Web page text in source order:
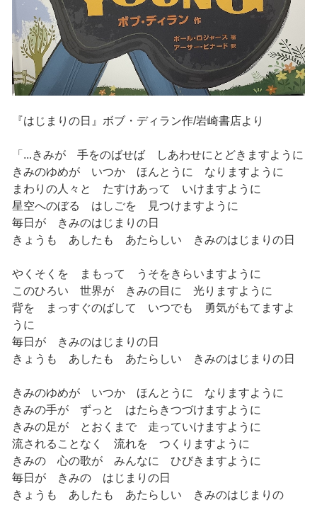
『はじまりの日』ボブ・ディラン作/岩崎書店より
「...きみが 手をのばせば しあわせにとどきますように
きみのゆめが いつか ほんとうに なりますように
まわりの人々と たすけあって いけますように
星空へのぼる はしごを 見つけますように
毎日が きみのはじまりの日
きょうも あしたも あたらしい きみのはじまりの日
やくそくを まもって うそをきらいますように
このひろい 世界が きみの目に 光りますように
背を まっすぐのばして いつでも 勇気がもてますよ
うに
毎日が きみのはじまりの日
きょうも あしたも あたらしい きみのはじまりの日
きみのゆめが いつか ほんとうに なりますように
きみの手が ずっと はたらきつづけますように
きみの足が とおくまで 走っていけますように
流されることなく 流れを つくりますように
きみの 心の歌が みんなに ひびきますように
毎日が きみの はじまりの日
きょうも あしたも あたらしい きみのはじまりの